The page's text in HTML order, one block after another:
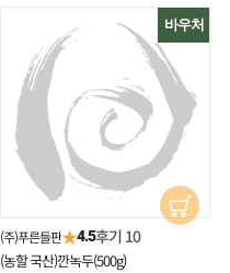
바우처
(주)푸른들판★4.5후기 10
(농할 국산)깐녹두(500g)